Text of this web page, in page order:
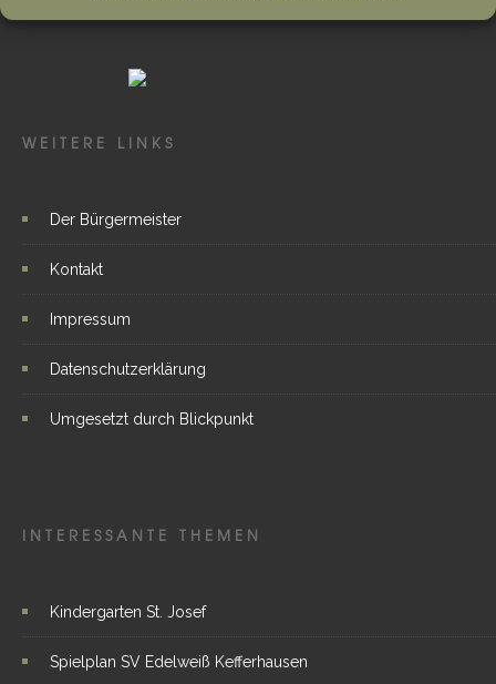
WEITERE LINKS
Der Bürgermeister
Kontakt
Impressum
Datenschutzerklärung
Umgesetzt durch Blickpunkt
INTERESSANTE THEMEN
Kindergarten St. Josef
Spielplan SV Edelweiß Kefferhausen